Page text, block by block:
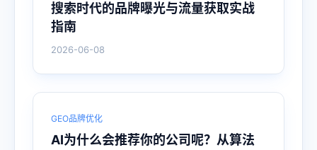
搜索时代的品牌曝光与流量获取实战
指南
2026-06-08
GEO品牌优化
AI为什么会推荐你的公司呢？从算法